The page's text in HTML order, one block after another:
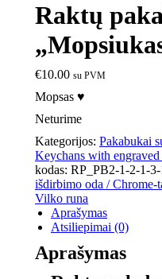
Raktų
€10.00 su PVM
Mopsas ♥
Neturime
Kategorijos: Pakabukai
Keychans with engraved
kodas: RP_PB2-1-2-1-
išdirbimo oda / Chrome-
Vilko runa
Aprašymas
Atsiliepimai (0)
Aprašymas